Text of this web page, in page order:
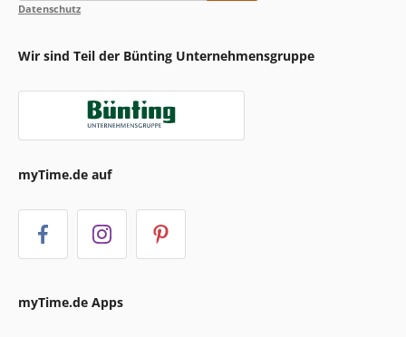
Datenschutz
Wir sind Teil der Bünting Unternehmensgruppe
myTime.de auf
myTime.de Apps